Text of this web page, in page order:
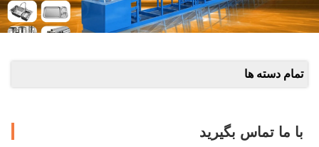
تمام دسته ها
با ما تماس بگیرید